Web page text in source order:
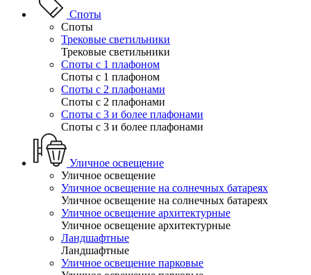
Споты
Споты
Трековые светильники
Трековые светильники
Споты с 1 плафоном
Споты с 1 плафоном
Споты с 2 плафонами
Споты с 2 плафонами
Споты с 3 и более плафонами
Споты с 3 и более плафонами
Уличное освещение
Уличное освещение
Уличное освещение на солнечных батареях
Уличное освещение на солнечных батареях
Уличное освещение архитектурные
Уличное освещение архитектурные
Ландшафтные
Ландшафтные
Уличное освещение парковые